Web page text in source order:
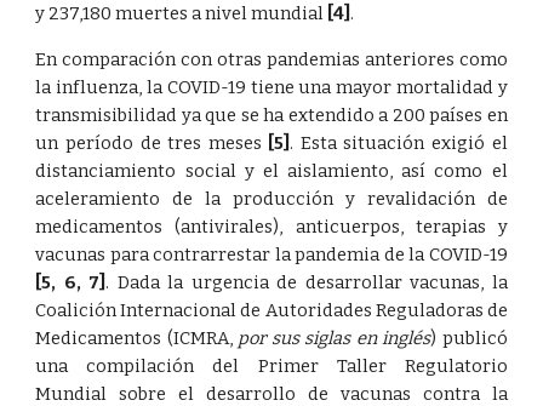
y 237,180 muertes a nivel mundial [4] .
En comparación con otras pandemias anteriores como
la influenza, la COVID-19 tiene una mayor mortalidad y
transmisibilidad ya que se ha extendido a 200 países en
un período de tres meses [5] . Esta situación exigió el
distanciamiento social y el aislamiento, así como el
aceleramiento de la producción y revalidación de
medicamentos (antivirales), anticuerpos, terapias y
vacunas para contrarrestar la pandemia de la COVID-19
[5, 6, 7] . Dada la urgencia de desarrollar vacunas, la
Coalición Internacional de Autoridades Reguladoras de
Medicamentos (ICMRA, por sus siglas en inglés) publicó
una compilación del Primer Taller Regulatorio
Mundial sobre el desarrollo de vacunas contra la